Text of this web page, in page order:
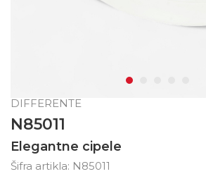
DIFFERENTE
N85011
Elegantne cipele
Šifra artikla: N85011